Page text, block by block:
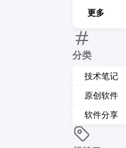
更多
分类
技术笔记
原创软件
软件分享